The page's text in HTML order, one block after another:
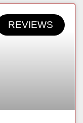
REVIEWS